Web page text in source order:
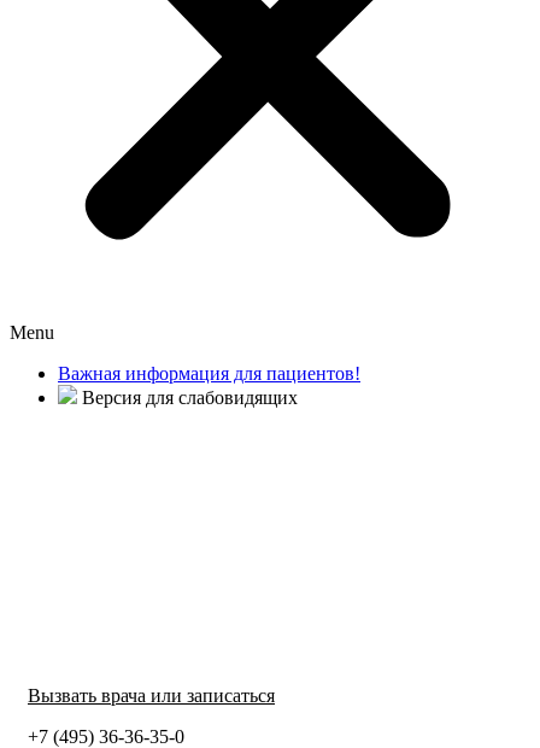
Menu
Важная информация для пациентов!
Версия для слабовидящих
Вызвать врача или записаться
+7 (495) 36-36-35-0